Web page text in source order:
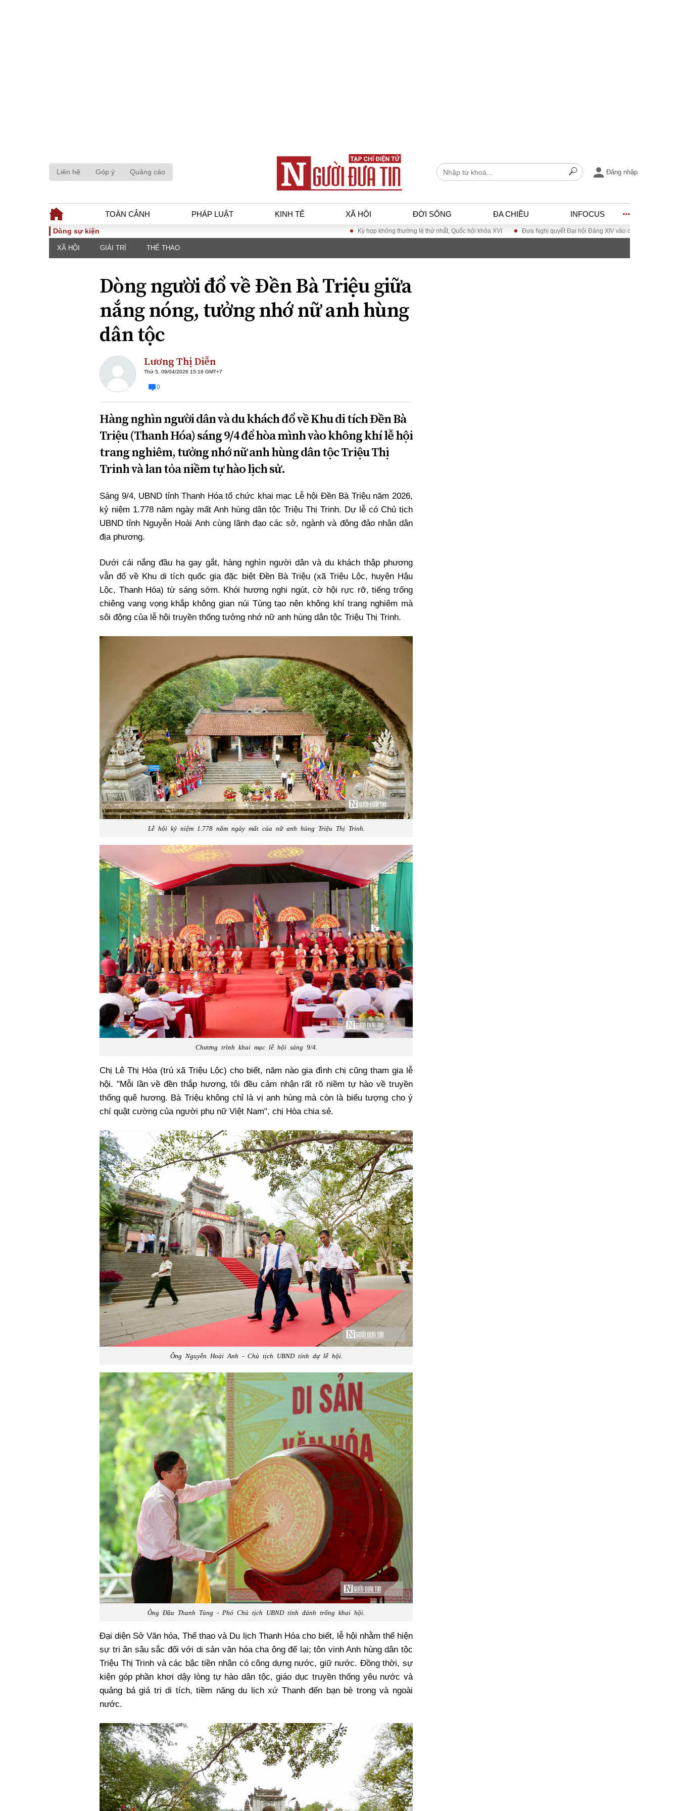
Liên hệ Góp ý Quảng cáo Đăng nhập
TOÀN CẢNH PHÁP LUẬT KINH TẾ XÃ HỘI ĐỜI SỐNG ĐA CHIỀU INFOCUS
TOÀN CẢNH
Chính sách
Đối thoại
Thế giới
luật
Góc nhìn luật gia
Hồ sơ điều tra
Tiếng nói công dân
Tài chính - Ngân
hàng
Kinh tế vĩ mô
ĐA CHIỀU
Quan điểm
Xi nhan Trái Phải
Bạn đọc viết
INFOCUS
Dòng sự kiện Kỳ họp không thường lệ thứ nhất, Quốc hội khóa XVI Đưa Nghị quyết Đại hội Đảng XIV vào cuộc sống
XÃ HỘI GIẢI TRÍ THỂ THAO
Dòng người đổ về Đền Bà Triệu giữa
nắng nóng, tưởng nhớ nữ anh hùng
dân tộc
Lương Thị Diễn
Thứ 5, 09/04/2026 15:18 GMT+7
0
Hàng nghìn người dân và du khách đổ về Khu di tích Đền Bà
Triệu (Thanh Hóa) sáng 9/4 để hòa mình vào không khí lễ hội
trang nghiêm, tưởng nhớ nữ anh hùng dân tộc Triệu Thị
Trinh và lan tỏa niềm tự hào lịch sử.
Sáng 9/4, UBND tỉnh Thanh Hóa tổ chức khai mạc Lễ hội Đền Bà Triệu năm 2026,
kỷ niệm 1.778 năm ngày mất Anh hùng dân tộc Triệu Thị Trinh. Dự lễ có Chủ tịch
UBND tỉnh Nguyễn Hoài Anh cùng lãnh đạo các sở, ngành và đông đảo nhân dân
địa phương.
Dưới cái nắng đầu hạ gay gắt, hàng nghìn người dân và du khách thập phương
vẫn đổ về Khu di tích quốc gia đặc biệt Đền Bà Triệu (xã Triệu Lộc, huyện Hậu
Lộc, Thanh Hóa) từ sáng sớm. Khói hương nghi ngút, cờ hội rực rỡ, tiếng trống
chiêng vang vọng khắp không gian núi Tùng tạo nên không khí trang nghiêm mà
sôi động của lễ hội truyền thống tưởng nhớ nữ anh hùng dân tộc Triệu Thị Trinh.
Lễ hội kỷ niệm 1.778 năm ngày mất của nữ anh hùng Triệu Thị Trinh.
Chương trình khai mạc lễ hội sáng 9/4.
Chị Lê Thị Hòa (trú xã Triệu Lộc) cho biết, năm nào gia đình chị cũng tham gia lễ
hội. "Mỗi lần về đền thắp hương, tôi đều cảm nhận rất rõ niềm tự hào về truyền
thống quê hương. Bà Triệu không chỉ là vị anh hùng mà còn là biểu tượng cho ý
chí quật cường của người phụ nữ Việt Nam", chị Hòa chia sẻ.
Ông Nguyễn Hoài Anh - Chủ tịch UBND tỉnh dự lễ hội.
Ông Đầu Thanh Tùng - Phó Chủ tịch UBND tỉnh đánh trống khai hội.
Đại diện Sở Văn hóa, Thể thao và Du lịch Thanh Hóa cho biết, lễ hội nhằm thể hiện
sự tri ân sâu sắc đối với di sản văn hóa cha ông để lại; tôn vinh Anh hùng dân tộc
Triệu Thị Trinh và các bậc tiền nhân có công dựng nước, giữ nước. Đồng thời, sự
kiện góp phần khơi dậy lòng tự hào dân tộc, giáo dục truyền thống yêu nước và
quảng bá giá trị di tích, tiềm năng du lịch xứ Thanh đến bạn bè trong và ngoài
nước.